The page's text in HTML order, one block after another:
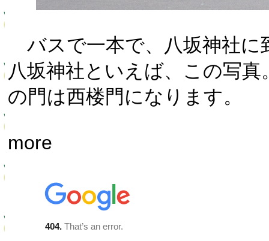
バスで一本で、八坂神社に
八坂神社といえば、この写
の門は西楼門になります。
more